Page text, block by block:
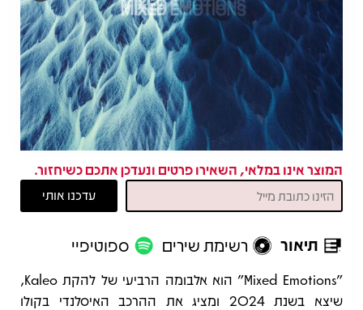
המוצר אינו במלאי, השאירו פרטים ונעדכן אתכם כשיחזור.
תיאור רשימת שירים ספוטיפיי
תיאור
"‏Mixed Emotions" הוא אלבומה הרביעי של להקת Kaleo,
שיצא בשנת 2024 ומציג את ההרכב האיסלנדי בקולו